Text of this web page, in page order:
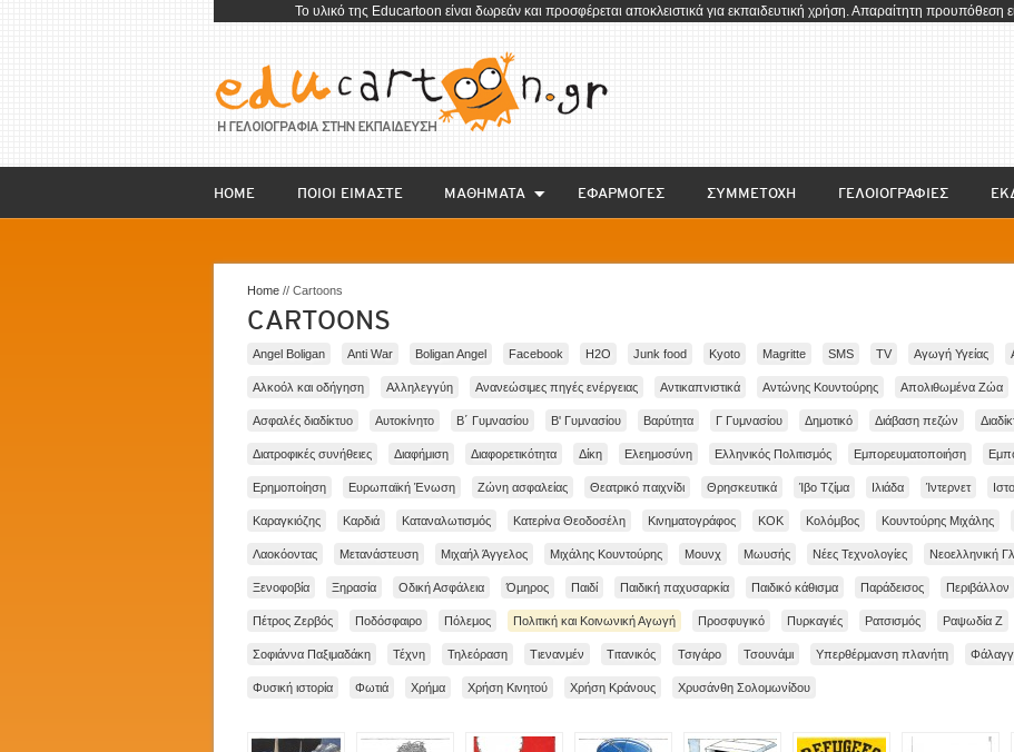
To υλικό της Educartoon είναι δωρεάν και προσφέρεται αποκλειστικά για εκπαιδευτική χρήση. Απαραίτητη προυπόθεση
HOME ΠΟΙΟΙ ΕΙΜΑΣΤΕ ΜΑΘΗΜΑΤΑ EΦΑΡΜΟΓΕΣ ΣΥΜΜΕΤΟΧΗ ΓΕΛΟΙΟΓΡΑΦΙΕΣ
Home // Cartoons
CARTOONS
Angel Boligan Anti War Boligan Angel Facebook H2O Junk food Kyoto Magritte SMS TV Αγωγή Υγείας
Αλκοόλ και οδήγηση Αλληλεγγύη Ανανεώσιμες πηγές ενέργειας Αντικαπνιστικά Αντώνης Κουντούρης Απολιθωμένα Ζώα
Ασφαλές διαδίκτυο Αυτοκίνητο Β΄ Γυμνασίου Β' Γυμνασίου Βαρύτητα Γ Γυμνασίου Δημοτικό Διάβαση πεζών
Διατροφικές συνήθειες Διαφήμιση Διαφορετικότητα Δίκη Ελεημοσύνη Ελληνικός Πολιτισμός Εμπορευματοποιήση
Ερημοποίηση Ευρωπαϊκή Ένωση Ζώνη ασφαλείας Θεατρικό παιχνίδι Θρησκευτικά Ίβο Τζίμα Ιλιάδα Ίντερνετ
Καραγκιόζης Καρδιά Καταναλωτισμός Κατερίνα Θεοδοσέλη Κινηματογράφος ΚΟΚ Κολόμβος Κουντούρης Μιχάλης
Λαοκόοντας Μετανάστευση Μιχαήλ Άγγελος Μιχάλης Κουντούρης Μουνχ Μωυσής Νέες Τεχνολογίες Νεοελληνική
Ξενοφοβία Ξηρασία Οδική Ασφάλεια Όμηρος Παιδί Παιδική παχυσαρκία Παιδικό κάθισμα Παράδεισος Περιβάλλον
Πέτρος Ζερβός Ποδόσφαιρο Πόλεμος Πολιτική και Κοινωνική Αγωγή Προσφυγικό Πυρκαγιές Ρατσισμός Ραψωδία Ζ
Σοφιάννα Παξιμαδάκη Τέχνη Τηλεόραση Τιενανμέν Τιτανικός Τσιγάρο Τσουνάμι Υπερθέρμανση πλανήτη
Φυσική ιστορία Φωτιά Χρήμα Χρήση Κινητού Χρήση Κράνους Χρυσάνθη Σολομωνίδου